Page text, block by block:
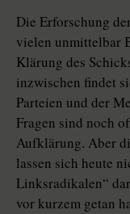
Die Erforschung
vielen unmittelbar
Klärung des
inzwischen findet
Parteien und der
Fragen sind noch
Aufklärung. Aber
lassen sich heute
Linksradikalen“
vor kurzem getan